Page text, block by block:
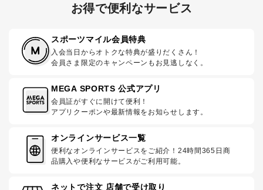
お得で便利なサービス
スポーツマイル会員特典
入会当日からオトクな特典が盛りだくさん！
会員さま限定のキャンペーンもお見逃しなく。
MEGA SPORTS 公式アプリ
会員証がすぐに開けて便利！
アプリクーポンや最新情報をお知らせします。
オンラインサービス一覧
便利なオンラインサービスをご紹介！24時間365日商
品購入や便利なサービスがご利用可能。
ネットで注文 店舗で受け取り